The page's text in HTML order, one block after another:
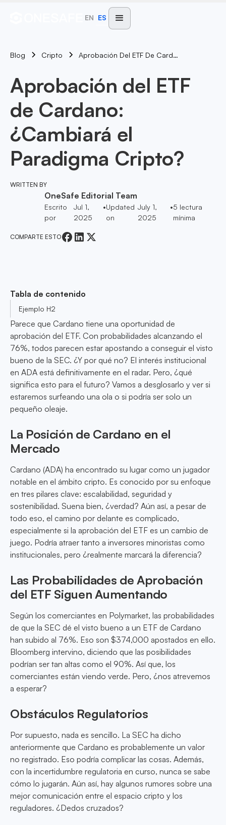
EN ES
Blog Cripto Aprobación Del ETF De Cardano: ¿Cambiará El Paradigma Cripto?
Aprobación del ETF
de Cardano:
¿Cambiará el
Paradigma Cripto?
WRITTEN BY
OneSafe Editorial Team
Escrito
por
Jul 1,
2025
•Updated
on
July 1,
2025
•5 lectura
mínima
COMPARTE ESTO
Tabla de contenido
Ejemplo H2
Parece que Cardano tiene una oportunidad de
aprobación del ETF. Con probabilidades alcanzando el
76%, todos parecen estar apostando a conseguir el visto
bueno de la SEC. ¿Y por qué no? El interés institucional
en ADA está definitivamente en el radar. Pero, ¿qué
significa esto para el futuro? Vamos a desglosarlo y ver si
estaremos surfeando una ola o si podría ser solo un
pequeño oleaje.
La Posición de Cardano en el
Mercado
Cardano (ADA) ha encontrado su lugar como un jugador
notable en el ámbito cripto. Es conocido por su enfoque
en tres pilares clave: escalabilidad, seguridad y
sostenibilidad. Suena bien, ¿verdad? Aún así, a pesar de
todo eso, el camino por delante es complicado,
especialmente si la aprobación del ETF es un cambio de
juego. Podría atraer tanto a inversores minoristas como
institucionales, pero ¿realmente marcará la diferencia?
Las Probabilidades de Aprobación
del ETF Siguen Aumentando
Según los comerciantes en Polymarket, las probabilidades
de que la SEC dé el visto bueno a un ETF de Cardano
han subido al 76%. Eso son $374,000 apostados en ello.
Bloomberg intervino, diciendo que las posibilidades
podrían ser tan altas como el 90%. Así que, los
comerciantes están viendo verde. Pero, ¿nos atrevemos
a esperar?
Obstáculos Regulatorios
Por supuesto, nada es sencillo. La SEC ha dicho
anteriormente que Cardano es probablemente un valor
no registrado. Eso podría complicar las cosas. Además,
con la incertidumbre regulatoria en curso, nunca se sabe
cómo lo jugarán. Aún así, hay algunos rumores sobre una
mejor comunicación entre el espacio cripto y los
reguladores. ¿Dedos cruzados?